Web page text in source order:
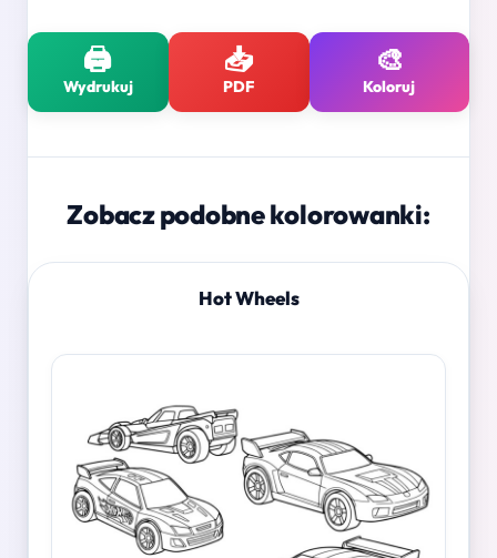
🖨️
Wydrukuj
📥
PDF
🎨
Koloruj
Zobacz podobne kolorowanki:
Hot Wheels